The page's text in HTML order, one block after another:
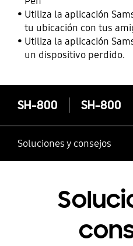
Utiliza la aplicación
tu ubicación con tus
contactos
Utiliza la aplicación
un dispositivo perdido.
SH-800 SH-800
Soluciones y consejos